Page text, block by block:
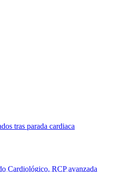
tras parada cardiaca
Cardiológico. RCP avanzada